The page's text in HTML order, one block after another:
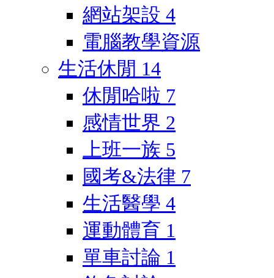
網站架設 4
電腦教學資源
生活休閒 14
休閒哈啦 7
感情世界 2
上班一族 5
國考&法律 7
生活醫學 4
運動體育 1
單車討論 1